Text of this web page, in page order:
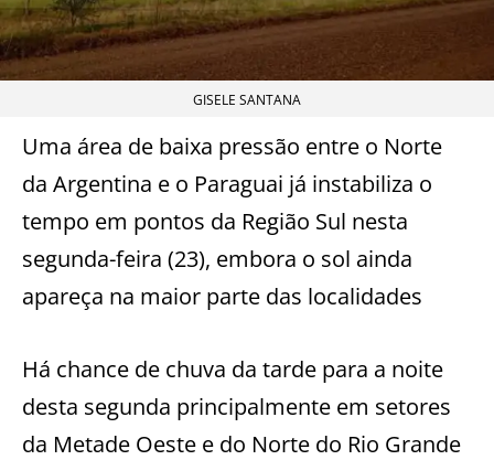
GISELE SANTANA
Uma área de baixa pressão entre o Norte
da Argentina e o Paraguai já instabiliza o
tempo em pontos da Região Sul nesta
segunda-feira (23), embora o sol ainda
apareça na maior parte das localidades
Há chance de chuva da tarde para a noite
desta segunda principalmente em setores
da Metade Oeste e do Norte do Rio Grande